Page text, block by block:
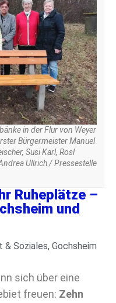
in der Flur von Weyer
Bürgermeister Manuel
Susi Karl, Rosl
Ullrich / Pressestelle
Ruheplätze –
und
& Soziales, Gochsheim
sich über eine
freuen: Zehn